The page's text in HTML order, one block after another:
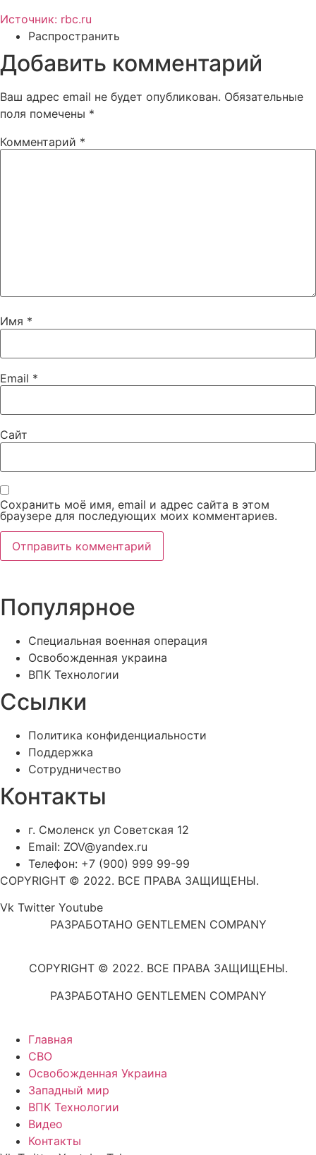
Источник: rbc.ru
Распространить
Добавить комментарий
Ваш адрес email не будет опубликован. Обязательные
поля помечены *
Комментарий *
Имя *
Email *
Сайт
Сохранить моё имя, email и адрес сайта в этом
браузере для последующих моих комментариев.
Популярное
Специальная военная операция
Освобожденная украина
ВПК Технологии
Ссылки
Политика конфиденциальности
Поддержка
Сотрудничество
Контакты
г. Смоленск ул Советская 12
Email: ZOV@yandex.ru
Телефон: +7 (900) 999 99-99
COPYRIGHT © 2022. ВСЕ ПРАВА ЗАЩИЩЕНЫ.
Vk Twitter Youtube
РАЗРАБОТАНО GENTLEMEN COMPANY
COPYRIGHT © 2022. ВСЕ ПРАВА ЗАЩИЩЕНЫ.
РАЗРАБОТАНО GENTLEMEN COMPANY
Главная
СВО
Освобожденная Украина
Западный мир
ВПК Технологии
Видео
Контакты